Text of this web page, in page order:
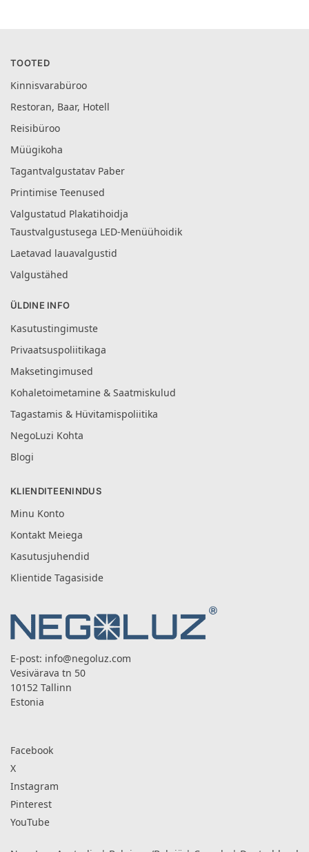
TOOTED
Kinnisvarabüroo
Restoran, Baar, Hotell
Reisibüroo
Müügikoha
Tagantvalgustatav Paber
Printimise Teenused
Valgustatud Plakatihoidja
Taustvalgustusega LED-Menüühoidik
Laetavad lauavalgustid
Valgustähed
ÜLDINE INFO
Kasutustingimuste
Privaatsuspoliitikaga
Maksetingimused
Kohaletoimetamine & Saatmiskulud
Tagastamis & Hüvitamispoliitika
NegoLuzi Kohta
Blogi
KLIENDITEENINDUS
Minu Konto
Kontakt Meiega
Kasutusjuhendid
Klientide Tagasiside
E-post: info@negoluz.com
Vesivärava tn 50
10152 Tallinn
Estonia
Facebook
X
Instagram
Pinterest
YouTube